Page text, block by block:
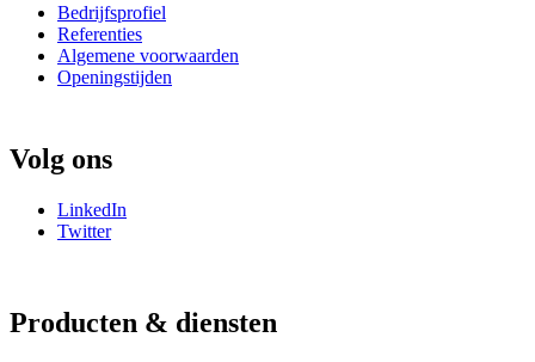
Bedrijfsprofiel
Referenties
Algemene voorwaarden
Openingstijden
Volg ons
LinkedIn
Twitter
Producten & diensten